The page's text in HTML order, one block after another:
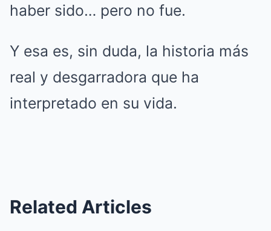
haber sido… pero no fue.
Y esa es, sin duda, la historia más
real y desgarradora que ha
interpretado en su vida.
Related Articles